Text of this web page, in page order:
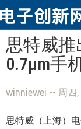
跳转到主要内容
思特威推
0.7μm手
winniewei -- 周四
思特威（上海）